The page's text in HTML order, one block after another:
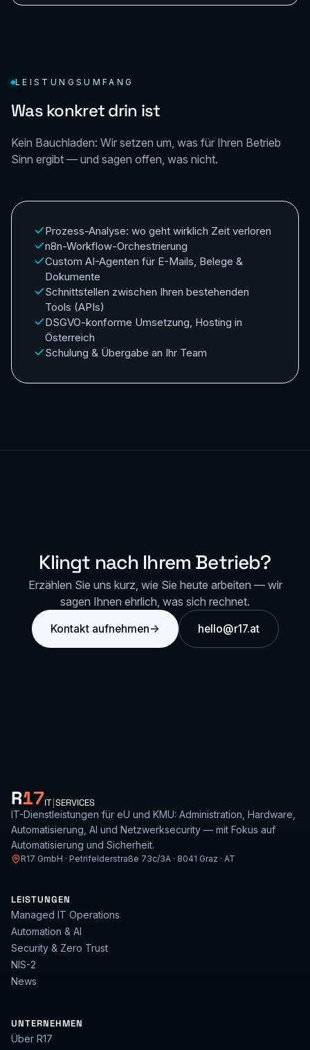
LEISTUNGSUMFANG
Was konkret drin ist
Kein Bauchladen: Wir setzen um, was für Ihren Betrieb
Sinn ergibt — und sagen offen, was nicht.
Prozess-Analyse: wo geht wirklich Zeit verloren
n8n-Workflow-Orchestrierung
Custom AI-Agenten für E-Mails, Belege &
Dokumente
Schnittstellen zwischen Ihren bestehenden
Tools (APIs)
DSGVO-konforme Umsetzung, Hosting in
Österreich
Schulung & Übergabe an Ihr Team
Klingt nach Ihrem Betrieb?
Erzählen Sie uns kurz, wie Sie heute arbeiten — wir
sagen Ihnen ehrlich, was sich rechnet.
Kontakt aufnehmen→ hello@r17.at
R17IT SERVICES
IT-Dienstleistungen für eU und KMU: Administration, Hardware,
Automatisierung, AI und Netzwerksecurity — mit Fokus auf
Automatisierung und Sicherheit.
R17 GmbH · Petrifelderstraße 73c/3A · 8041 Graz · AT
LEISTUNGEN
Managed IT Operations
Automation & AI
Security & Zero Trust
NIS-2
News
UNTERNEHMEN
Über R17